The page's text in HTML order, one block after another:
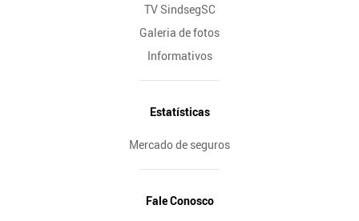
TV SindsegSC
Galeria de fotos
Informativos
Estatísticas
Mercado de seguros
Fale Conosco